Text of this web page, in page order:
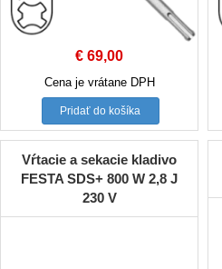
€ 69,00
Cena je vrátane DPH
Pridať do košíka
Vŕtacie a sekacie kladivo
FESTA SDS+ 800 W 2,8 J
230 V